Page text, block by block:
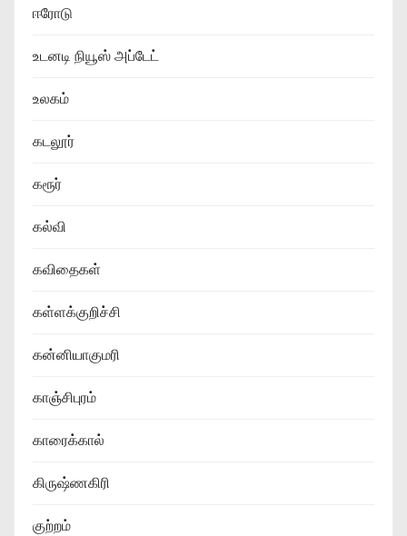
ஈரோடு
உடனடி நியூஸ் அப்டேட்
உலகம்
கடலூர்
கரூர்
கல்வி
கவிதைகள்
கள்ளக்குறிச்சி
கன்னியாகுமரி
காஞ்சிபுரம்
காரைக்கால்
கிருஷ்ணகிரி
குற்றம்